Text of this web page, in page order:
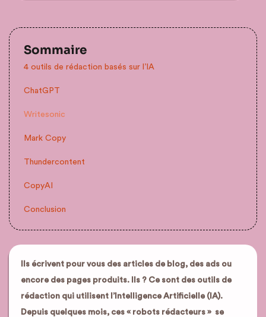
Sommaire
4 outils de rédaction basés sur l’IA
ChatGPT
Writesonic
Mark Copy
Thundercontent
CopyAI
Conclusion
Ils écrivent pour vous des articles de blog, des ads ou
encore des pages produits. Ils ? Ce sont des outils de
rédaction qui utilisent l’Intelligence Artificielle (IA).
Depuis quelques mois, ces « robots rédacteurs » se